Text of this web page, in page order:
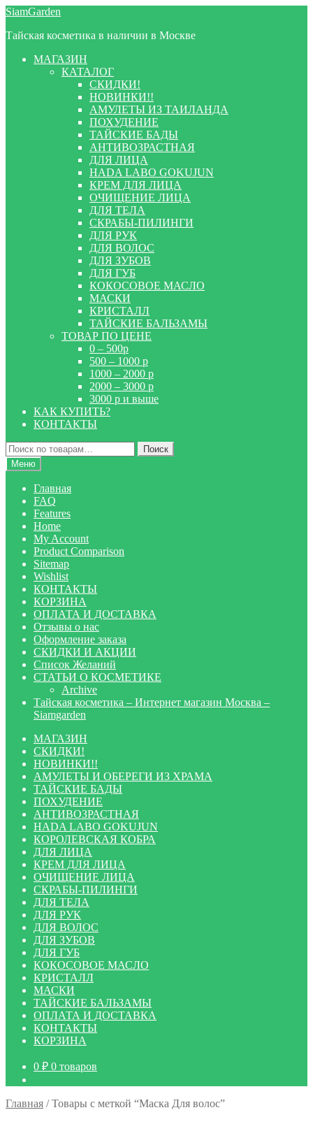
Перейти
навигации
Перейти
содержимому
SiamGarden
Тайская косметика в наличии в Москве
МАГАЗИН
КАТАЛОГ
СКИДКИ!
НОВИНКИ!!
АМУЛЕТЫ ИЗ ТАИЛАНДА
ПОХУДЕНИЕ
ТАЙСКИЕ БАДЫ
АНТИВОЗРАСТНАЯ
ДЛЯ ЛИЦА
HADA LABO GOKUJUN
КРЕМ ДЛЯ ЛИЦА
ОЧИЩЕНИЕ ЛИЦА
ДЛЯ ТЕЛА
СКРАБЫ-ПИЛИНГИ
ДЛЯ РУК
ДЛЯ ВОЛОС
ДЛЯ ЗУБОВ
ДЛЯ ГУБ
КОКОСОВОЕ МАСЛО
МАСКИ
КРИСТАЛЛ
ТАЙСКИЕ БАЛЬЗАМЫ
ТОВАР ПО ЦЕНЕ
0 – 500р
500 – 1000 р
1000 – 2000 р
2000 – 3000 р
3000 р и выше
КАК КУПИТЬ?
КОНТАКТЫ
Искать:
Поиск
Меню
Главная
FAQ
Features
Home
My Account
Product Comparison
Sitemap
Wishlist
КОНТАКТЫ
КОРЗИНА
ОПЛАТА И ДОСТАВКА
Отзывы о нас
Оформление заказа
СКИДКИ И АКЦИИ
Список Желаний
СТАТЬИ О КОСМЕТИКЕ
Archive
Тайская косметика – Интернет магазин Москва –
Siamgarden
МАГАЗИН
СКИДКИ!
НОВИНКИ!!
АМУЛЕТЫ И ОБЕРЕГИ ИЗ ХРАМА
ТАЙСКИЕ БАДЫ
ПОХУДЕНИЕ
АНТИВОЗРАСТНАЯ
HADA LABO GOKUJUN
КОРОЛЕВСКАЯ КОБРА
ДЛЯ ЛИЦА
КРЕМ ДЛЯ ЛИЦА
ОЧИЩЕНИЕ ЛИЦА
СКРАБЫ-ПИЛИНГИ
ДЛЯ ТЕЛА
ДЛЯ РУК
ДЛЯ ВОЛОС
ДЛЯ ЗУБОВ
ДЛЯ ГУБ
КОКОСОВОЕ МАСЛО
КРИСТАЛЛ
МАСКИ
ТАЙСКИЕ БАЛЬЗАМЫ
ОПЛАТА И ДОСТАВКА
КОНТАКТЫ
КОРЗИНА
0 ₽ 0 товаров
Главная /Товары с меткой “Маска Для волос”